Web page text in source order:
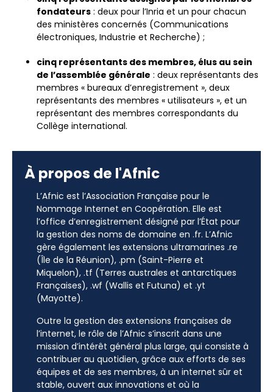
fondateurs : deux pour l’Inria et un pour chacun
des ministères concernés (Communications
électroniques, Industrie et Recherche) ;
cinq représentants des membres, élus au sein
de l’assemblée générale : deux représentants des
membres « bureaux d’enregistrement », deux
représentants des membres « utilisateurs », et un
représentant des membres correspondants du
Collège international.
À propos de l'Afnic
L’Afnic est l’Association Française pour le
Nommage Internet en Coopération. Elle est
l’office d’enregistrement désigné par l’État pour
la gestion des noms de domaine en .fr. L’Afnic
gère également les extensions ultramarines .re
(Île de la Réunion), .pm (Saint-Pierre et
Miquelon), .tf (Terres australes et antarctiques
Françaises), .wf (Wallis et Futuna) et .yt
(Mayotte).
Outre la gestion des extensions françaises de
l’internet, le rôle de l’Afnic s’inscrit dans une
mission d’intérêt général plus large, qui consiste à
contribuer au quotidien, grâce aux efforts de ses
équipes et de ses membres, à un internet sûr et
stable, ouvert aux innovations et où la